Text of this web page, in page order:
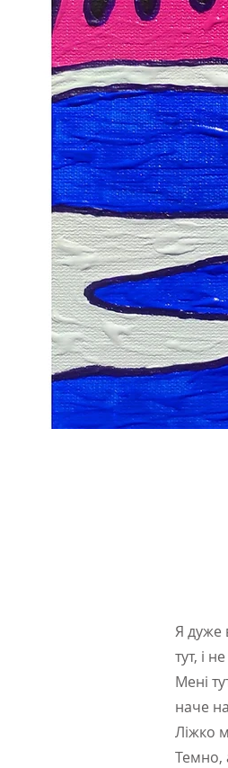
Я дуже
тут, і
Мені
наче
Ліжко
Темно,